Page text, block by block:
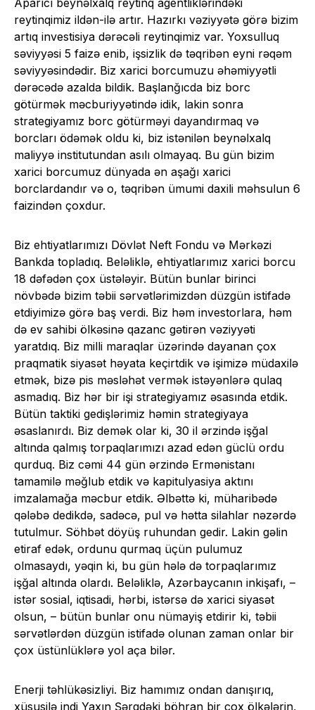
reytinqimiz ildən-ilə artır. Hazırkı vəziyyətə görə bizim
artıq investisiya dərəcəli reytinqimiz var. Yoxsulluq
səviyyəsi 5 faizə enib, işsizlik də təqribən eyni rəqəm
səviyyəsindədir. Biz xarici borcumuzu əhəmiyyətli
dərəcədə azalda bildik. Başlanğıcda biz borc
götürmək məcburiyyətində idik, lakin sonra
strategiyamız borc götürməyi dayandırmaq və
borcları ödəmək oldu ki, biz istənilən beynəlxalq
maliyyə institutundan asılı olmayaq. Bu gün bizim
xarici borcumuz dünyada ən aşağı xarici
borclardandır və o, təqribən ümumi daxili məhsulun 6
faizindən çoxdur.
Biz ehtiyatlarımızı Dövlət Neft Fondu və Mərkəzi
Bankda topladıq. Beləliklə, ehtiyatlarımız xarici borcu
18 dəfədən çox üstələyir. Bütün bunlar birinci
növbədə bizim təbii sərvətlərimizdən düzgün istifadə
etdiyimizə görə baş verdi. Biz həm investorlara, həm
də ev sahibi ölkəsinə qazanc gətirən vəziyyəti
yaratdıq. Biz milli maraqlar üzərində dayanan çox
praqmatik siyasət həyata keçirtdik və işimizə müdaxilə
etmək, bizə pis məsləhət vermək istəyənlərə qulaq
asmadıq. Biz hər bir işi strategiyamız əsasında etdik.
Bütün taktiki gedişlərimiz həmin strategiyaya
əsaslanırdı. Biz demək olar ki, 30 il ərzində işğal
altında qalmış torpaqlarımızı azad edən güclü ordu
qurduq. Biz cəmi 44 gün ərzində Ermənistanı
tamamilə məğlub etdik və kapitulyasiya aktını
imzalamağa məcbur etdik. Əlbəttə ki, müharibədə
qələbə dedikdə, sadəcə, pul və hətta silahlar nəzərdə
tutulmur. Söhbət döyüş ruhundan gedir. Lakin gəlin
etiraf edək, ordunu qurmaq üçün pulumuz
olmasaydı, yəqin ki, bu gün hələ də torpaqlarımız
işğal altında olardı. Beləliklə, Azərbaycanın inkişafı, –
istər sosial, iqtisadi, hərbi, istərsə də xarici siyasət
olsun, – bütün bunlar onu nümayiş etdirir ki, təbii
sərvətlərdən düzgün istifadə olunan zaman onlar bir
çox üstünlüklərə yol aça bilər.
Enerji təhlükəsizliyi. Biz hamımız ondan danışırıq,
xüsusilə indi Yaxın Şərqdəki böhran bir çox ölkələrin,